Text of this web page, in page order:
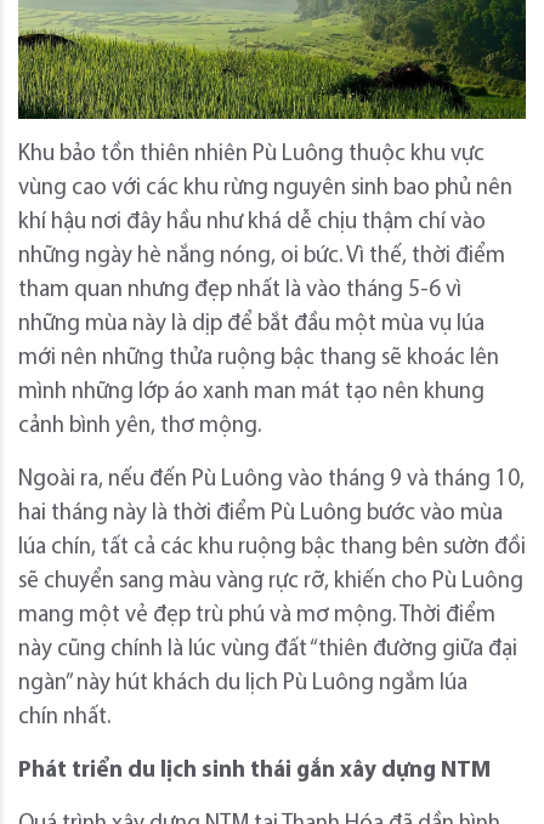
Khu bảo tồn thiên nhiên Pù Luông thuộc khu vực
vùng cao với các khu rừng nguyên sinh bao phủ nên
khí hậu nơi đây hầu như khá dễ chịu thậm chí vào
những ngày hè nắng nóng, oi bức. Vì thế, thời điểm
tham quan nhưng đẹp nhất là vào tháng 5-6 vì
những mùa này là dịp để bắt đầu một mùa vụ lúa
mới nên những thửa ruộng bậc thang sẽ khoác lên
mình những lớp áo xanh man mát tạo nên khung
cảnh bình yên, thơ mộng.
Ngoài ra, nếu đến Pù Luông vào tháng 9 và tháng 10,
hai tháng này là thời điểm Pù Luông bước vào mùa
lúa chín, tất cả các khu ruộng bậc thang bên sườn đồi
sẽ chuyển sang màu vàng rực rỡ, khiến cho Pù Luông
mang một vẻ đẹp trù phú và mơ mộng. Thời điểm
này cũng chính là lúc vùng đất “thiên đường giữa đại
ngàn” này hút khách du lịch Pù Luông ngắm lúa
chín nhất.
Phát triển du lịch sinh thái gắn xây dựng NTM